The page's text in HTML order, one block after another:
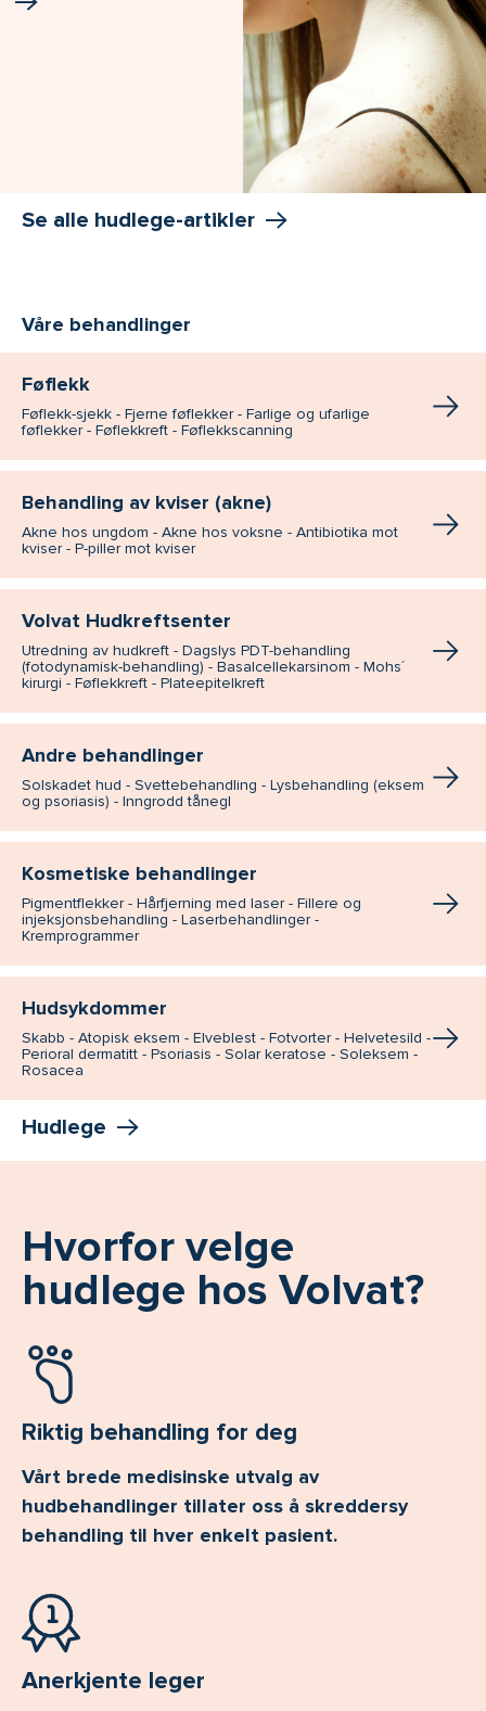
Se alle hudlege-artikler
Våre behandlinger
Føflekk
Føflekk-sjekk - Fjerne føflekker - Farlige og ufarlige
føflekker - Føflekkreft - Føflekkscanning
Behandling av kviser (akne)
Akne hos ungdom - Akne hos voksne - Antibiotika mot
kviser - P-piller mot kviser
Volvat Hudkreftsenter
Utredning av hudkreft - Dagslys PDT-behandling
(fotodynamisk-behandling) - Basalcellekarsinom - Mohs´
kirurgi - Føflekkreft - Plateepitelkreft
Andre behandlinger
Solskadet hud - Svettebehandling - Lysbehandling (eksem
og psoriasis) - Inngrodd tånegl
Kosmetiske behandlinger
Pigmentflekker - Hårfjerning med laser - Fillere og
injeksjonsbehandling - Laserbehandlinger -
Kremprogrammer
Hudsykdommer
Skabb - Atopisk eksem - Elveblest - Fotvorter - Helvetesild -
Perioral dermatitt - Psoriasis - Solar keratose - Soleksem -
Rosacea
Hudlege
Hvorfor velge
hudlege hos Volvat?
Riktig behandling for deg
Vårt brede medisinske utvalg av
hudbehandlinger tillater oss å skreddersy
behandling til hver enkelt pasient.
Anerkjente leger